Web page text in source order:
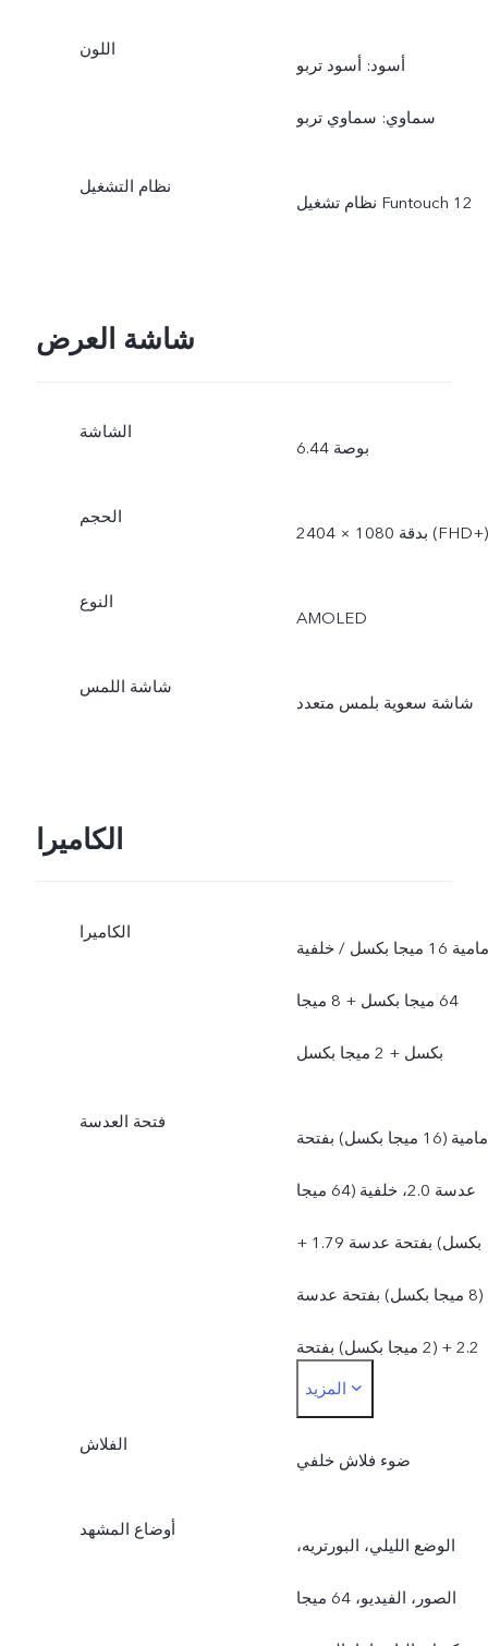
اللون
أسود: أسود تربو
سماوي: سماوي تربو
نظام التشغيل
شاشة العرض
الشاشة
6.44 بوصة
الحجم
2404 × 1080 بدقة (FHD+)
النوع
AMOLED
شاشة اللمس
شاشة سعوية بلمس متعدد
الكاميرا
الكاميرا
أمامية 16 ميجا بكسل / خلفية
64 ميجا بكسل + 8 ميجا
بكسل + 2 ميجا بكسل
فتحة العدسة
أمامية (16 ميجا بكسل) بفتحة
عدسة 2.0، خلفية (64 ميجا
بكسل) بفتحة عدسة 1.79 +
(8 ميجا بكسل) بفتحة عدسة
2.2 + (2 ميجا بكسل) بفتحة
عدسة 2.4
المزيد
الفلاش
ضوء فلاش خلفي
أوضاع المشهد
الوضع الليلي، البورتريه،
الصور، الفيديو، 64 ميجا